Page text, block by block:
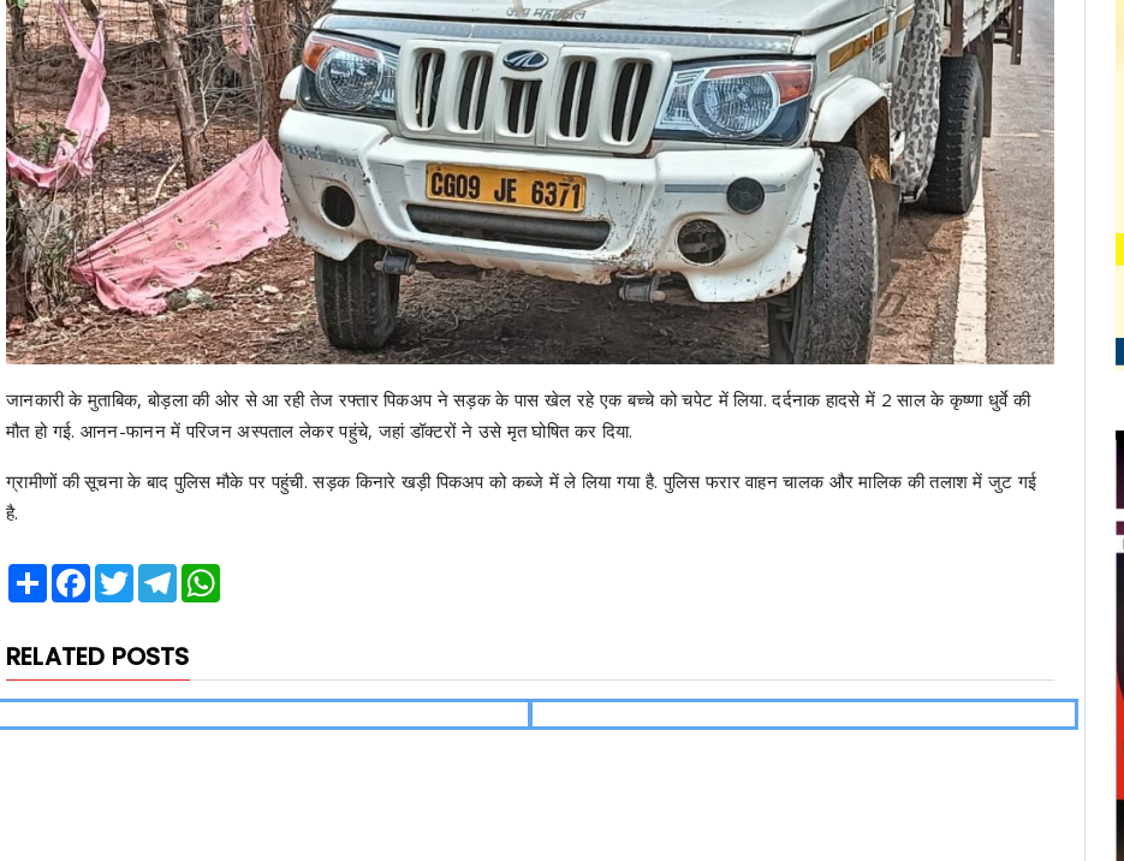
जानकारी के मुताबिक, बोड़ला की ओर से आ रही तेज रफ्तार पिकअप ने सड़क के पास खेल रहे एक बच्चे को चपेट में लिया. दर्दनाक हादसे में 2 साल के कृष्णा धुर्वे की
मौत हो गई. आनन-फानन में परिजन अस्पताल लेकर पहुंचे, जहां डॉक्टरों ने उसे मृत घोषित कर दिया.
ग्रामीणों की सूचना के बाद पुलिस मौके पर पहुंची. सड़क किनारे खड़ी पिकअप को कब्जे में ले लिया गया है. पुलिस फरार वाहन चालक और मालिक की तलाश में जुट गई
है.
Share Facebook
Twitter Telegram
RELATED POSTS